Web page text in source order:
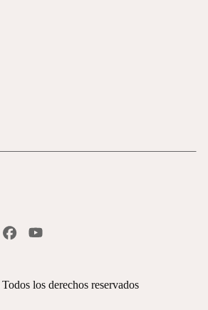
Todos los derechos reservados